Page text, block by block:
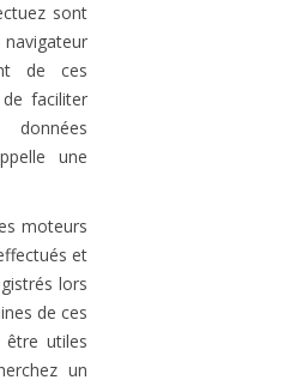
sont
de ces
faciliter
une
moteurs
et
lors
de ces
être utiles
un